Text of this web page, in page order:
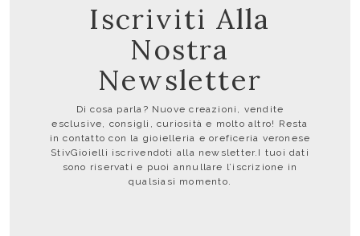
Iscriviti Alla
Nostra
Newsletter
Di cosa parla? Nuove creazioni, vendite
esclusive, consigli, curiosità e molto altro! Resta
in contatto con la gioielleria e oreficeria veronese
StivGioielli iscrivendoti alla newsletter.I tuoi dati
sono riservati e puoi annullare l’iscrizione in
qualsiasi momento.